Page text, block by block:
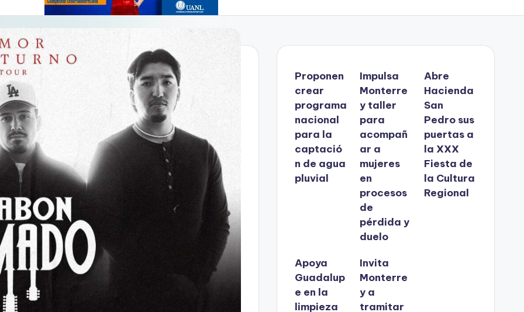
Proponen
crear
programa
nacional
para la
captació
n de agua
pluvial
Impulsa
Monterre
y taller
para
acompañ
ar a
mujeres
en
procesos
de
pérdida y
duelo
Abre
Hacienda
San
Pedro sus
puertas a
la XXX
Fiesta de
la Cultura
Regional
Apoya
Guadalup
e en la
limpieza
Invita
Monterre
y a
tramitar